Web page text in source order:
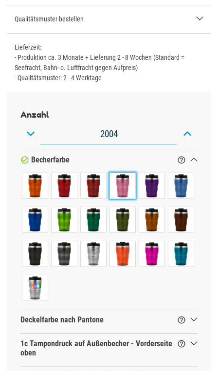
Qualitätsmuster bestellen
Lieferzeit:
- Produktion ca. 3 Monate + Lieferung 2 - 8 Wochen (Standard =
Seefracht, Bahn- o. Luftfracht gegen Aufpreis)
- Qualitätsmuster: 2 - 4 Werktage
Anzahl
 

 Becherfarbe

Deckelfarbe nach Pantone

1c Tampondruck auf Außenbecher - Vorderseite
oben